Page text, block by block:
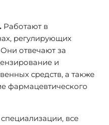
Работают в
регулирующих
отвечают за
и
средств, а также
фармацевтического
все